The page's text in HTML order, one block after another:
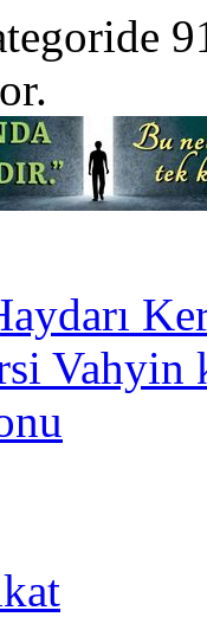
Vahyin